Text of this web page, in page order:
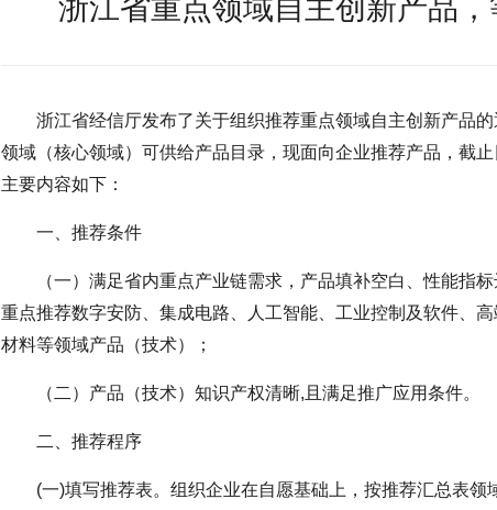
浙江省重点领域自主创新产品
浙江省经信厅发布了关于组织推荐重点领域自主创新产品
领域（核心领域）可供给产品目录，现面向企业推荐产品，截
主要内容如下：
一、推荐条件
（一）满足省内重点产业链需求，产品填补空白、性能指
重点推荐数字安防、集成电路、人工智能、工业控制及软件、
材料等领域产品（技术）；
（二）产品（技术）知识产权清晰,且满足推广应用条件。
二、推荐程序
(一)填写推荐表。组织企业在自愿基础上，按推荐汇总表领